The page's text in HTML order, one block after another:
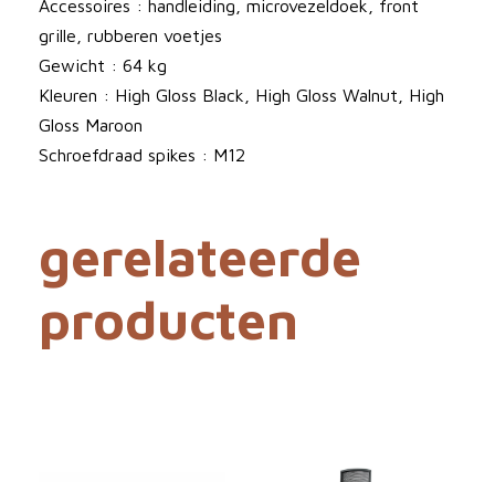
Accessoires : handleiding, microvezeldoek, front
grille, rubberen voetjes
Gewicht : 64 kg
Kleuren : High Gloss Black, High Gloss Walnut, High
Gloss Maroon
Schroefdraad spikes : M12
gerelateerde
producten